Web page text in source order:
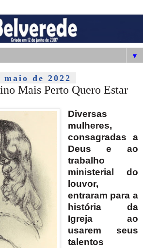
▼
maio de 2022
Mais Perto Quero Estar
Diversas
mulheres,
consagradas a
Deus e ao
trabalho
ministerial do
louvor,
entraram para a
história da
Igreja ao
usarem seus
talentos